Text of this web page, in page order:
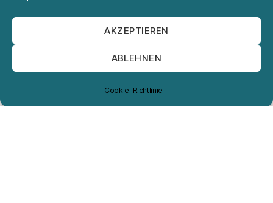
AKZEPTIEREN
ABLEHNEN
Cookie-Richtlinie